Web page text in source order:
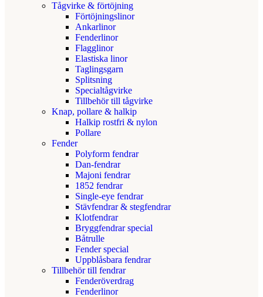
Tågvirke & förtöjning
Förtöjningslinor
Ankarlinor
Fenderlinor
Flagglinor
Elastiska linor
Taglingsgarn
Splitsning
Specialtågvirke
Tillbehör till tågvirke
Knap, pollare & halkip
Halkip rostfri & nylon
Pollare
Fender
Polyform fendrar
Dan-fendrar
Majoni fendrar
1852 fendrar
Single-eye fendrar
Stävfendrar & stegfendrar
Klotfendrar
Bryggfendrar special
Båtrulle
Fender special
Uppblåsbara fendrar
Tillbehör till fendrar
Fenderöverdrag
Fenderlinor